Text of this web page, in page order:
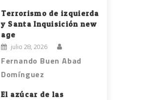
Terrorismo de izquierda
y Santa Inquisición new
age
julio 28, 2026
Fernando Buen Abad
Domínguez
El azúcar de las